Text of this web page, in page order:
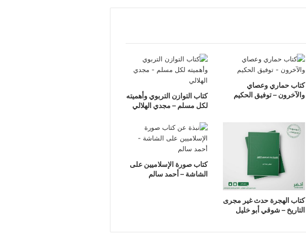
كتاب حماري وعصاي
والآخرون – توفيق الحكيم
كتاب التوازن التربوي وأهميته
لكل مسلم – مجدي الهلالي
كتاب الهجرة حدث غير مجرى
التاريخ – شوقي أبو خليل
كتاب صورة الإسلاميين على
الشاشة – أحمد سالم